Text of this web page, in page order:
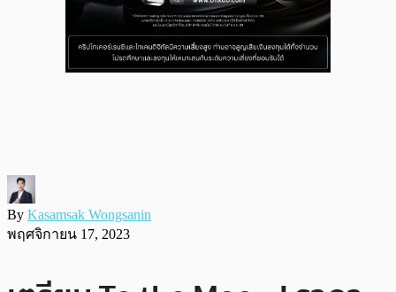
By Kasamsak Wongsanin
พฤศจิกายน 17, 2023